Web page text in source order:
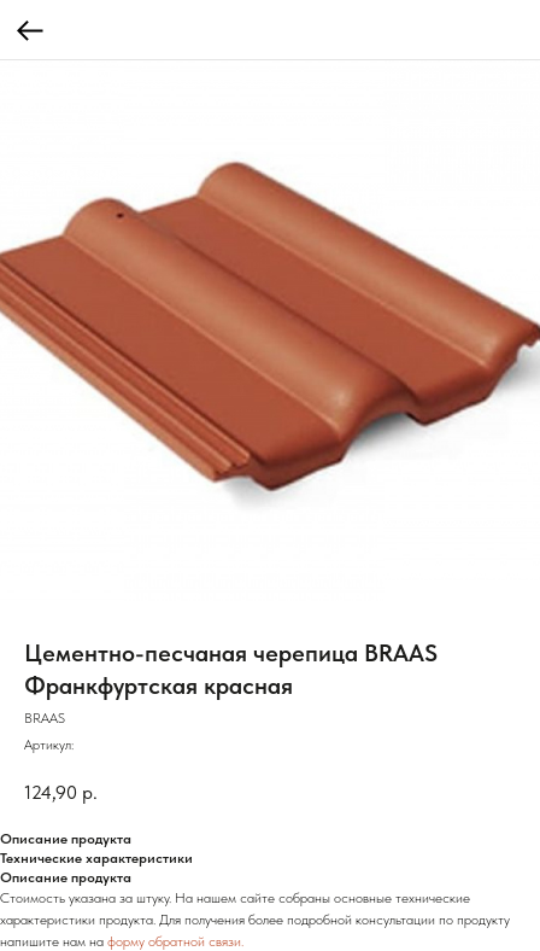
Цементно-песчаная черепица BRAAS
Франкфуртская красная
BRAAS
Артикул:
124,90 р.
Описание продукта
Технические характеристики
Описание продукта
Стоимость указана за штуку. На нашем сайте собраны основные технические
характеристики продукта. Для получения более подробной консультации по продукту
напишите нам на форму обратной связи.